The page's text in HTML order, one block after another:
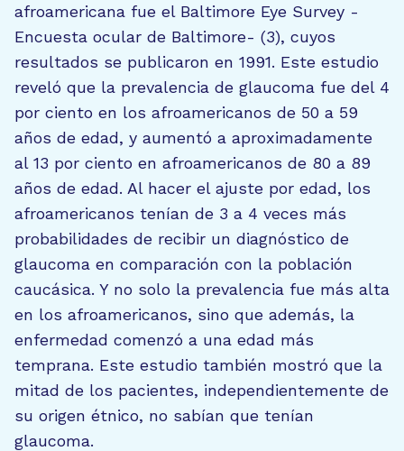
afroamericana fue el Baltimore Eye Survey -
Encuesta ocular de Baltimore- (3), cuyos
resultados se publicaron en 1991. Este estudio
reveló que la prevalencia de glaucoma fue del 4
por ciento en los afroamericanos de 50 a 59
años de edad, y aumentó a aproximadamente
al 13 por ciento en afroamericanos de 80 a 89
años de edad. Al hacer el ajuste por edad, los
afroamericanos tenían de 3 a 4 veces más
probabilidades de recibir un diagnóstico de
glaucoma en comparación con la población
caucásica. Y no solo la prevalencia fue más alta
en los afroamericanos, sino que además, la
enfermedad comenzó a una edad más
temprana. Este estudio también mostró que la
mitad de los pacientes, independientemente de
su origen étnico, no sabían que tenían
glaucoma.